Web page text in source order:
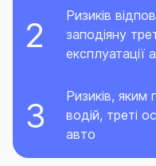
Ризиків
заподіяну
експлуатації
Ризиків,
водій, треті
авто